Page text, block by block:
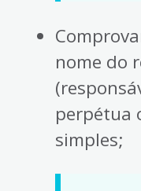
nome do
perpétua
simples;